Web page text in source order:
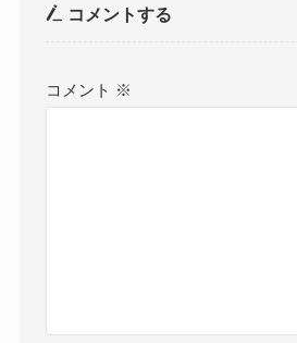
コメントする
コメント ※